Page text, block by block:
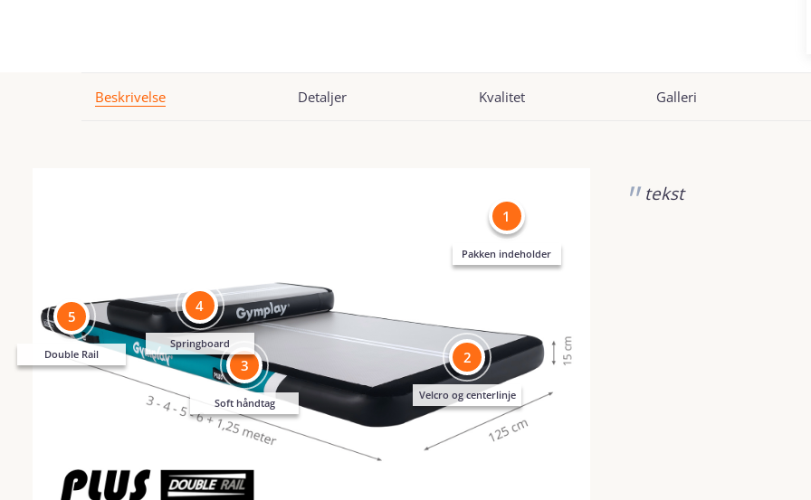
Beskrivelse Detaljer Kvalitet Galleri
Pakken indeholder
1
Velcro og centerlinje
2
Soft håndtag
3
Springboard
4
Double Rail
5
tekst